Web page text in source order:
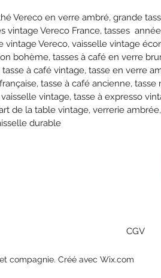
Vereco en verre ambré, grande
vintage Vereco France, tasses
vintage Vereco, vaisselle vintage
bohème, tasses à café en verre
tasse à café vintage, tasse en verre
tasse à café ancienne,
vintage, tasse à expresso
de la table vintage, verrerie
durable
CGV
compagnie. Créé avec Wix.com